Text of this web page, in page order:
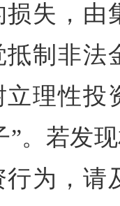
失，由
抵制非
理性投
”。若发
为，请